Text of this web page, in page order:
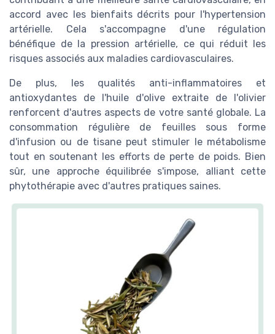
accord avec les bienfaits décrits pour l'hypertension
artérielle. Cela s'accompagne d'une régulation
bénéfique de la pression artérielle, ce qui réduit les
risques associés aux maladies cardiovasculaires.
De plus, les qualités anti-inflammatoires et
antioxydantes de l'huile d'olive extraite de l'olivier
renforcent d'autres aspects de votre santé globale. La
consommation régulière de feuilles sous forme
d'infusion ou de tisane peut stimuler le métabolisme
tout en soutenant les efforts de perte de poids. Bien
sûr, une approche équilibrée s'impose, alliant cette
phytothérapie avec d'autres pratiques saines.